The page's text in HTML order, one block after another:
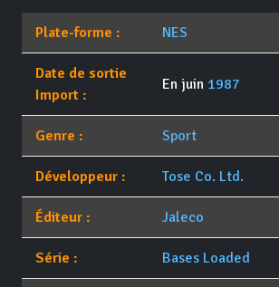
Plate-forme : NES
Date de sortie
Import :
En juin 1987
Genre : Sport
Développeur : Tose Co. Ltd.
Éditeur : Jaleco
Série : Bases Loaded